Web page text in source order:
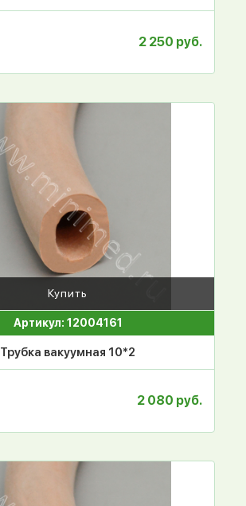
2 250 руб.
Купить
Артикул: 12004161
Трубка вакуумная 10*2
2 080 руб.